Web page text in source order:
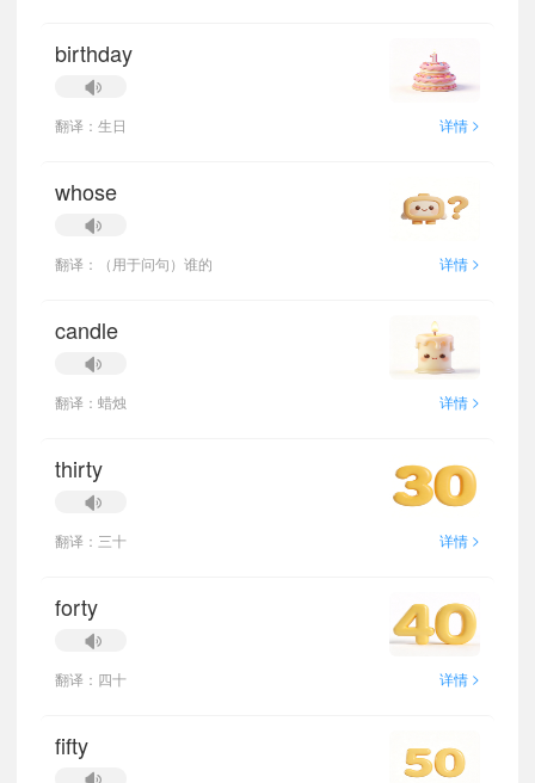
birthday
翻译：生日 详情 >
whose
翻译：（用于问句）谁的 详情 >
candle
翻译：蜡烛 详情 >
thirty
翻译：三十 详情 >
forty
翻译：四十 详情 >
fifty